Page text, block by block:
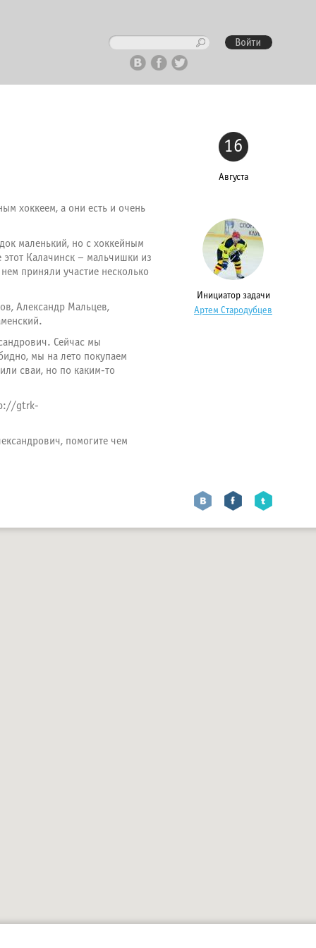
хоккеем, а они есть и очень
маленький, но с хоккейным
Калачинск – мальчишки из
приняли участие несколько
Александр Мальцев,
Сейчас мы
мы на лето покупаем
сваи, но по каким-то
gtrk-
помогите чем
16
Августа
Инициатор задачи
Артем Стародубцев